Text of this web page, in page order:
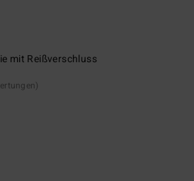
mit Reißverschluss